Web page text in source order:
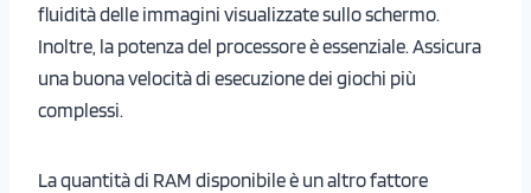
fluidità delle immagini visualizzate sullo schermo.
Inoltre, la potenza del processore è essenziale. Assicura
una buona velocità di esecuzione dei giochi più
complessi.
La quantità di RAM disponibile è un altro fattore